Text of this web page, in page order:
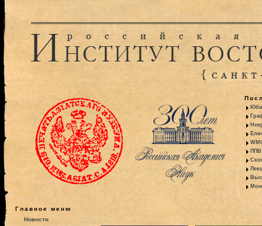
ППВ
Главное меню
Новости